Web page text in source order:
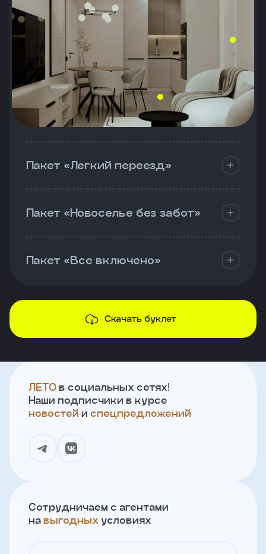
Пакет «Легкий переезд»
Пакет «Новоселье без забот»
Пакет «Все включено»
Скачать буклет
ЛЕТО в социальных сетях!
Наши подписчики в курсе
новостей и спецпредложений
Сотрудничаем с агентами
на выгодных условиях